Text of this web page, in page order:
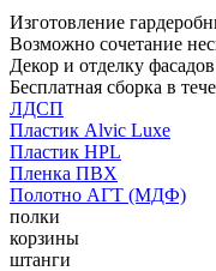
Изготовление
Возможно сочетание
Декор и отделку
Бесплатная сборка в
ЛДСП
Пластик Alvic Luxe
Пластик HPL
Пленка ПВХ
Полотно АГТ (МДФ)
полки
корзины
штанги